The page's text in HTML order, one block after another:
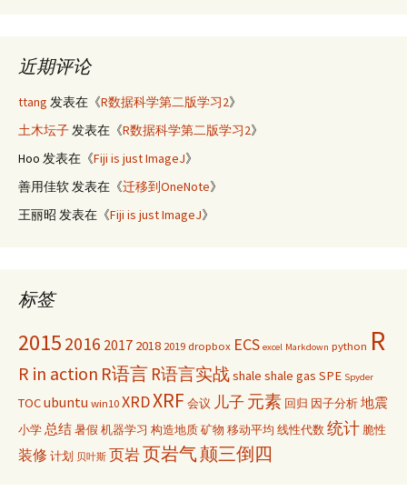
近期评论
ttang 发表在《R数据科学第二版学习2》
土木坛子发表在《R数据科学第二版学习2》
Hoo 发表在《Fiji is just ImageJ》
善用佳软发表在《迁移到OneNote》
王丽昭 发表在《Fiji is just ImageJ》
标签
2015 2016 2017 2018 2019 dropbox ECS excel Markdown python R
R in action R语言 R语言实战shale shale gas SPE Spyder
TOCubuntu win10XRDXRF 会议 儿子 元素 回归 因子分析地震
小学总结暑假 机器学习 构造地质矿物 移动平均 线性代数统计 脆性
装修 计划 贝叶斯 页岩页岩气颠三倒四